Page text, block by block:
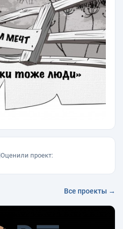
Оценили проект:
Все проекты →